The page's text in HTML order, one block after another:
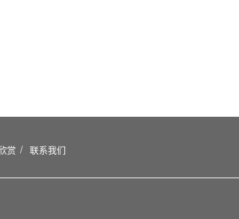
赏 联系我们